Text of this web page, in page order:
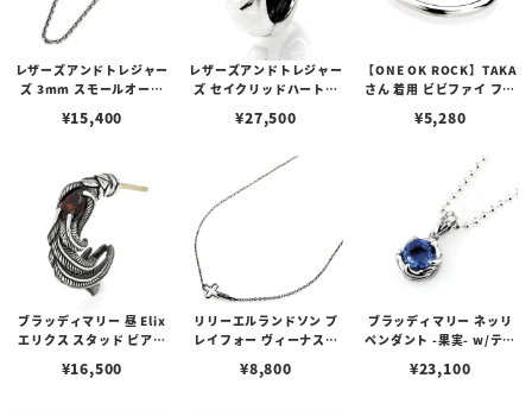
レザーズアンドトレジャー
ズ 3mm スモールオーバ
ブスタークラスプ＆LTロ
¥15,400
レザーズアンドトレジャー
ズ セイクリッドハートピ
¥27,500
【ONE OK ROCK】TAKA
さん 着用 ビビファイ フー
¥5,280
ブラッディマリー 昼 Elix
エリクス スタッド ピアス
¥16,500
リリーエルランドソン プ
レイフォー ヴィーナスチ
¥8,800
ブラッディマリー ネッリ
ペンダント -果実- w/ティ
¥23,100